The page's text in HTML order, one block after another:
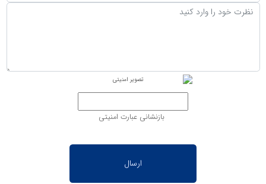
بازنشانی عبارت امنیتی